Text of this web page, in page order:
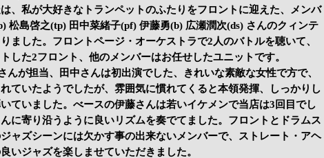
、私が大好きなトランペットのふたりをフロントに迎えた、メンバ
松島啓之(tp) 田中菜緒子(pf) 伊藤勇(b) 広瀬潤次(ds) さんのクィンテ
ました。フロントページ・オーケストラで2人のバトルを聴いて、
した2フロント、他のメンバーはお任せしたユニットです。
んが担当、田中さんは初出演でした、きれいな素敵な女性で方で、
ていたようでしたが、雰囲気に慣れてくると本領発揮、しっかりし
ていました。べースの伊藤さんは若いイケメンで当店は3回目でし
に寄り沿うように良いリズムを奏でてました。フロントとドラムス
ャズシーンには欠かす事の出来ないメンバーで、ストレート・アヘ
いジャズを楽しませていただきました。